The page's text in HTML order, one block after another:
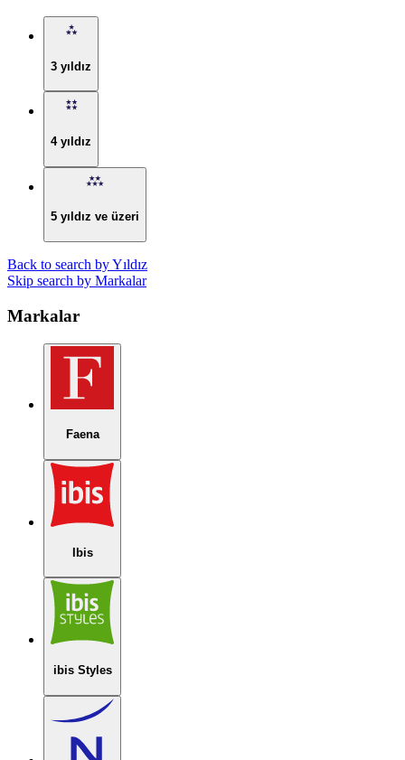
3 yıldız
4 yıldız
5 yıldız ve üzeri
Back to search by Yıldız
Skip search by Markalar
Markalar
Faena
Ibis
ibis Styles